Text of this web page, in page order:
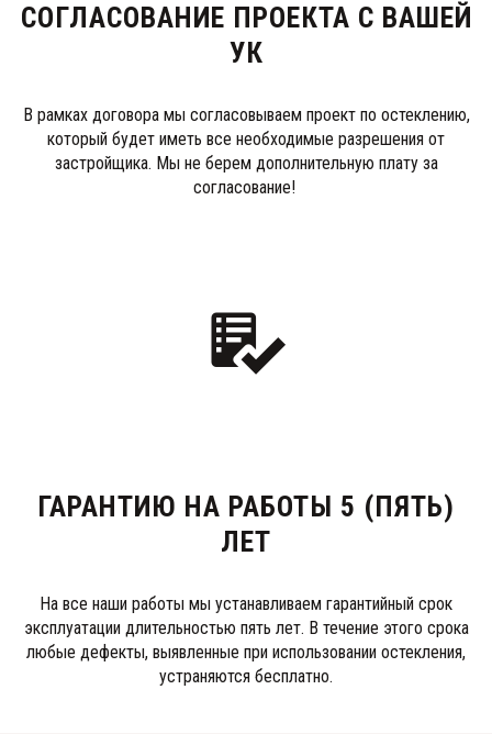
СОГЛАСОВАНИЕ ПРОЕКТА С ВАШЕЙ
УК
В рамках договора мы согласовываем проект по остеклению,
который будет иметь все необходимые разрешения от
застройщика. Мы не берем дополнительную плату за
согласование!
ГАРАНТИЮ НА РАБОТЫ 5 (ПЯТЬ)
ЛЕТ
На все наши работы мы устанавливаем гарантийный срок
эксплуатации длительностью пять лет. В течение этого срока
любые дефекты, выявленные при использовании остекления,
устраняются бесплатно.